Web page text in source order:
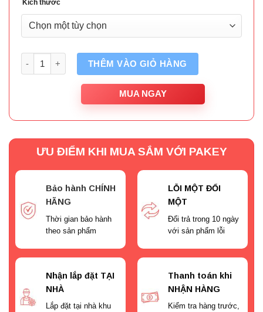
Kích thước
Số lượng THÊM VÀO GIỎ HÀNG
MUA NGAY
ƯU ĐIỂM KHI MUA SẮM VỚI PAKEY
Bảo hành CHÍNH
HÃNG
Thời gian bảo hành
theo sản phẩm
LỖI MỘT ĐỔI
MỘT
Đổi trả trong 10 ngày
với sản phẩm lỗi
Nhận lắp đặt TẠI
NHÀ
Lắp đặt tại nhà khu
Thanh toán khi
NHẬN HÀNG
Kiểm tra hàng trước,